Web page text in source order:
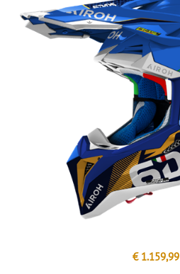
€ 1.159,99